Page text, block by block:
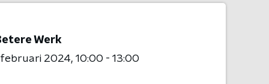
Werk
2024 10:00 - 13:00